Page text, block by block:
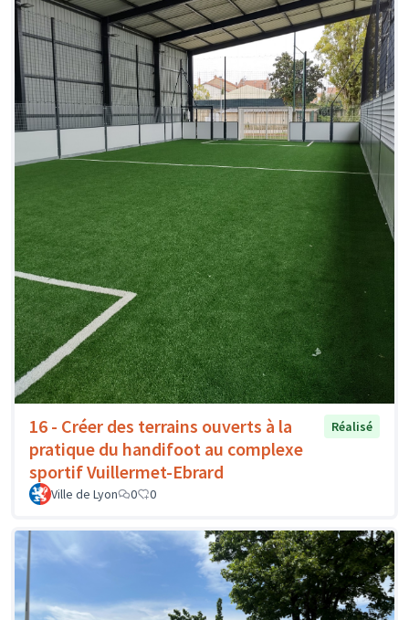
16 - Créer des terrains ouverts à la
pratique du handifoot au complexe
sportif Vuillermet-Ebrard
Réalisé
Ville de Lyon 0 0